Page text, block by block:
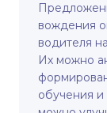
вождения
водителя
Их можно
обучения